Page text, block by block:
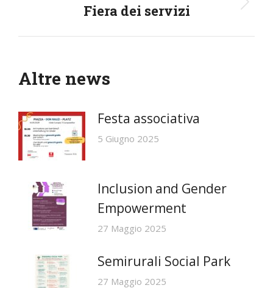
Next
Fiera dei servizi
Altre news
Festa associativa
5 Giugno 2025
Inclusion and Gender
Empowerment
27 Maggio 2025
Semirurali Social Park
27 Maggio 2025